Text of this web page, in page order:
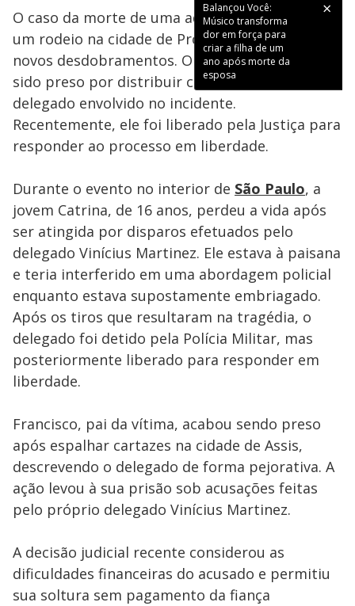
Balançou Você:
Músico transforma
dor em força para
criar a filha de um
ano após morte da
esposa
O caso da morte de uma adolescente durante
um rodeio na cidade de Promissão (SP) ganhou
novos desdobramentos. O pai da vítima havia
sido preso por distribuir cartazes acusando o
delegado envolvido no incidente.
Recentemente, ele foi liberado pela Justiça para
responder ao processo em liberdade.
Durante o evento no interior de São Paulo, a
jovem Catrina, de 16 anos, perdeu a vida após
ser atingida por disparos efetuados pelo
delegado Vinícius Martinez. Ele estava à paisana
e teria interferido em uma abordagem policial
enquanto estava supostamente embriagado.
Após os tiros que resultaram na tragédia, o
delegado foi detido pela Polícia Militar, mas
posteriormente liberado para responder em
liberdade.
Francisco, pai da vítima, acabou sendo preso
após espalhar cartazes na cidade de Assis,
descrevendo o delegado de forma pejorativa. A
ação levou à sua prisão sob acusações feitas
pelo próprio delegado Vinícius Martinez.
A decisão judicial recente considerou as
dificuldades financeiras do acusado e permitiu
sua soltura sem pagamento da fiança